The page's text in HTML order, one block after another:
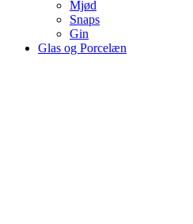
Mjød
Snaps
Gin
Glas og Porcelæn